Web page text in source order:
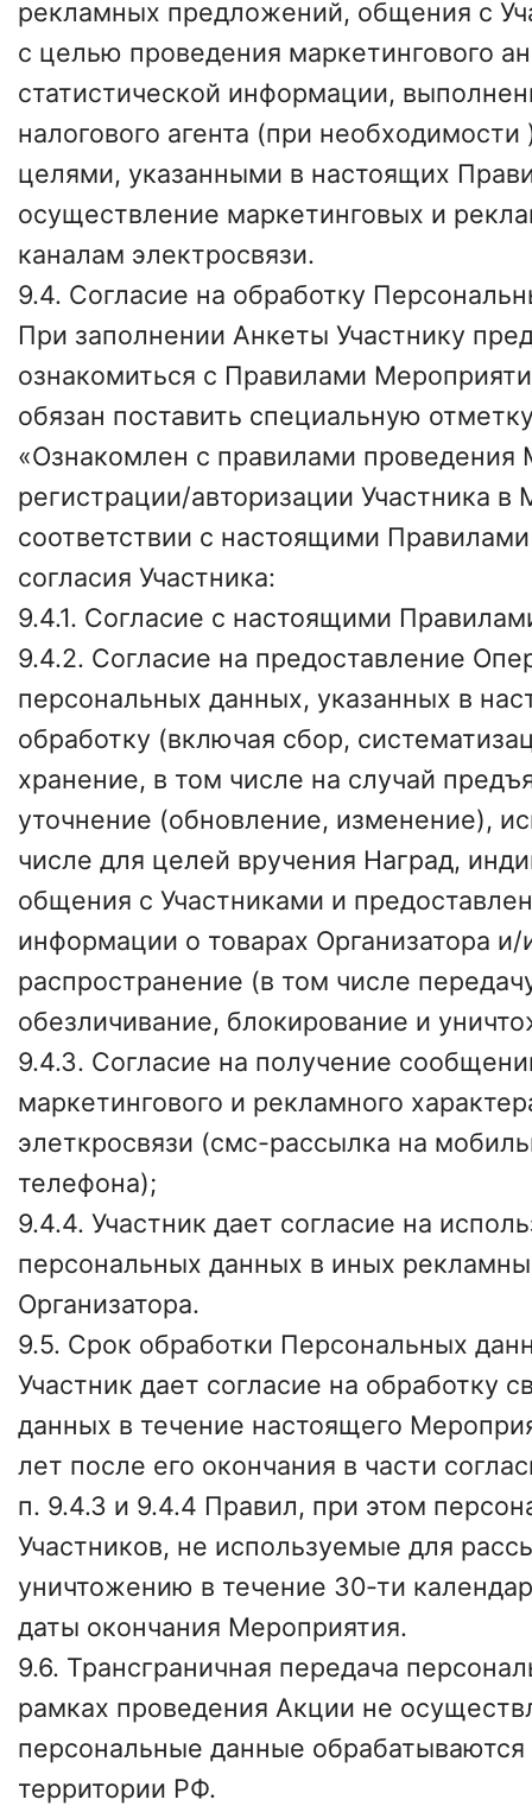
рекламных предложений, общения с
с целью проведения маркетингового
статистической информации,
налогового агента (при
целями, указанными в настоящих
осуществление маркетинговых и
каналам электросвязи.
9.4. Согласие на обработку
При заполнении Анкеты Участнику
ознакомиться с Правилами
обязан поставить специальную
«Ознакомлен с правилами проведения
регистрации/авторизации Участника в
соответствии с настоящими
согласия Участника:
9.4.1. Согласие с настоящими
9.4.2. Согласие на предоставление
персональных данных, указанных в
обработку (включая сбор,
хранение, в том числе на случай
уточнение (обновление, изменение),
числе для целей вручения Наград,
общения с Участниками и
информации о товарах Организатора и/
распространение (в том числе
обезличивание, блокирование и
9.4.3. Согласие на получение
маркетингового и рекламного
элеткросвязи (смс-рассылка на
телефона);
9.4.4. Участник дает согласие на
персональных данных в иных
Организатора.
9.5. Срок обработки Персональных
Участник дает согласие на обработку
данных в течение настоящего
лет после его окончания в части
п. 9.4.3 и 9.4.4 Правил, при этом
Участников, не используемые для
уничтожению в течение 30-ти
даты окончания Мероприятия.
9.6. Трансграничная передача
рамках проведения Акции не
персональные данные обрабатываются
территории РФ.